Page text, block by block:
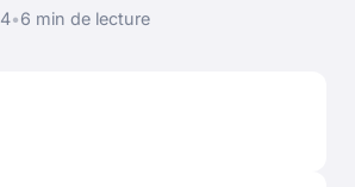
•6 min de lecture